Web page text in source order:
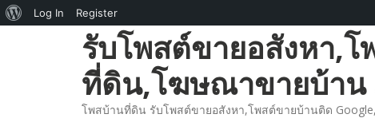
รับโพสต์ขายอสังหา,
ที่ดิน,โฆษณาขายบ้าน
โพสบ้านที่ดิน รับโพสต์ขายอสังหา,โพสต์ขายบ้านติด
About
Log In Register